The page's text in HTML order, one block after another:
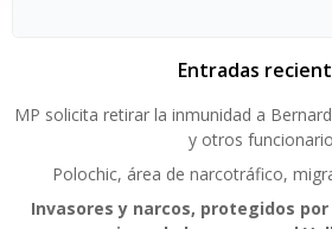
Entradas
MP solicita retirar la inmunidad a
y otros
Polochic, área de narcotráfico,
Invasores y narcos, protegidos por